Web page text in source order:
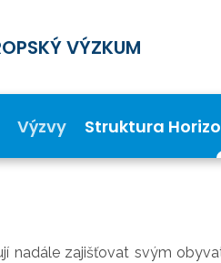
VÝZKUM
Výzvy Struktura
nadále zajišťovat svým